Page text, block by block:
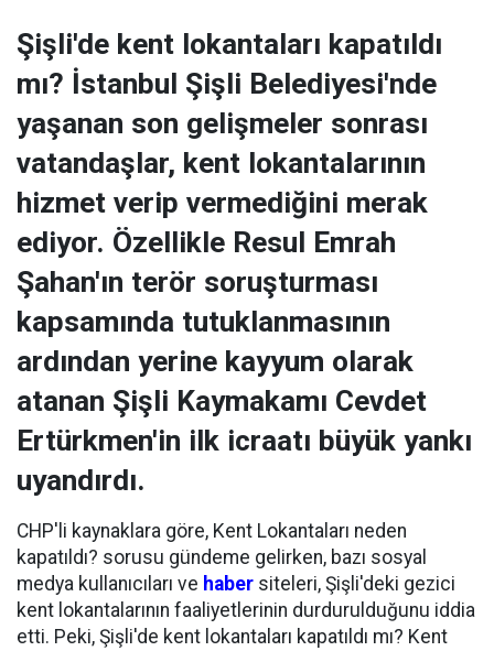
Şişli'de kent lokantaları kapatıldı
mı? İstanbul Şişli Belediyesi'nde
yaşanan son gelişmeler sonrası
vatandaşlar, kent lokantalarının
hizmet verip vermediğini merak
ediyor. Özellikle Resul Emrah
Şahan'ın terör soruşturması
kapsamında tutuklanmasının
ardından yerine kayyum olarak
atanan Şişli Kaymakamı Cevdet
Ertürkmen'in ilk icraatı büyük yankı
uyandırdı.
CHP'li kaynaklara göre, Kent Lokantaları neden
kapatıldı? sorusu gündeme gelirken, bazı sosyal
medya kullanıcıları ve haber siteleri, Şişli'deki gezici
kent lokantalarının faaliyetlerinin durdurulduğunu iddia
etti. Peki, Şişli'de kent lokantaları kapatıldı mı? Kent